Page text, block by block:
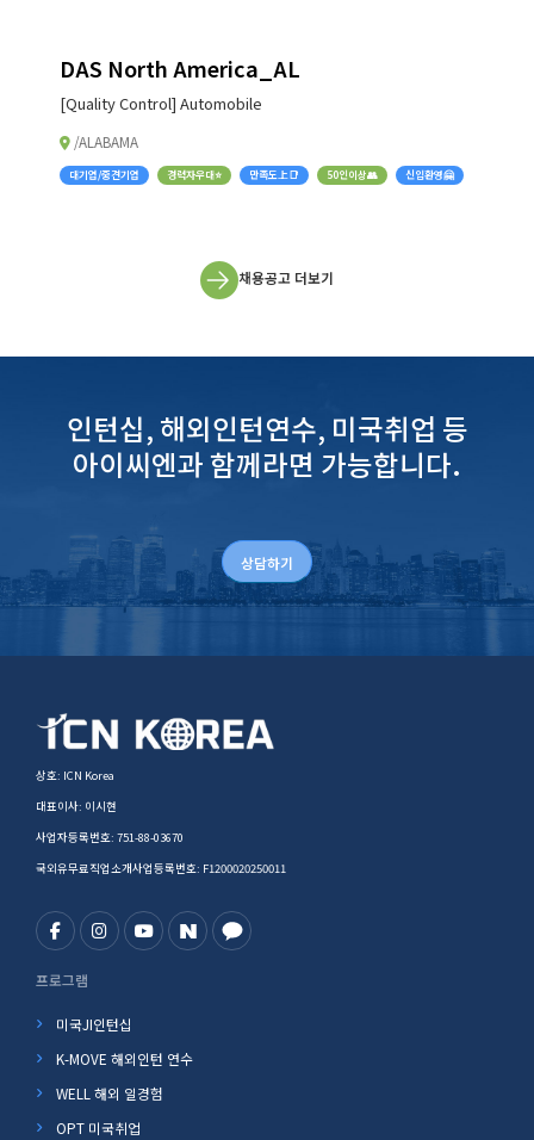
DAS North America_AL
[Quality Control] Automobile
/ALABAMA
대기업/중견기업 경력자우대⭐ 만족도上📑 50인이상👥 신입환영🤗
채용공고 더보기
인턴십, 해외인턴연수, 미국취업 등
아이씨엔과 함께라면 가능합니다.
상담하기
상호: ICN Korea
대표이사: 이시현
사업자등록번호: 751-88-03670
국외유무료직업소개사업등록번호: F1200020250011
프로그램
미국JI인턴십
K-MOVE 해외인턴 연수
WELL 해외 일경험
OPT 미국취업